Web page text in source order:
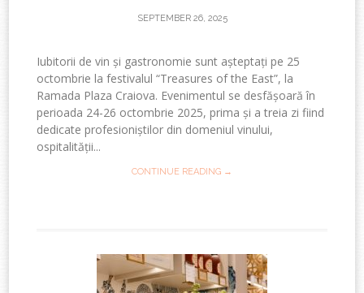
SEPTEMBER 26, 2025
Iubitorii de vin și gastronomie sunt așteptați pe 25
octombrie la festivalul “Treasures of the East”, la
Ramada Plaza Craiova. Evenimentul se desfășoară în
perioada 24-26 octombrie 2025, prima și a treia zi fiind
dedicate profesioniștilor din domeniul vinului,
ospitalității...
CONTINUE READING →